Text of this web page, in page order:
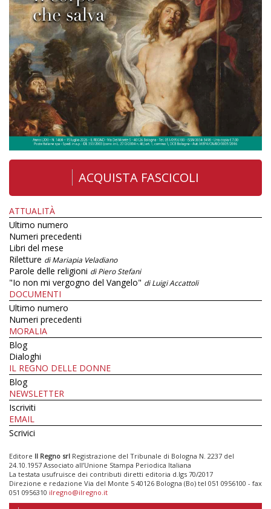
ACQUISTA FASCICOLI
ATTUALITÀ
Ultimo numero
Numeri precedenti
Libri del mese
Riletture di Mariapia Veladiano
Parole delle religioni di Piero Stefani
"Io non mi vergogno del Vangelo" di Luigi Accattoli
DOCUMENTI
Ultimo numero
Numeri precedenti
MORALIA
Blog
Dialoghi
IL REGNO DELLE DONNE
Blog
NEWSLETTER
Iscriviti
EMAIL
Scrivici
Editore Il Regno srl Registrazione del Tribunale di Bologna N. 2237 del
24.10.1957 Associato all’Unione Stampa Periodica Italiana
La testata usufruisce dei contributi diretti editoria d.lgs 70/2017
Direzione e redazione Via del Monte 5 40126 Bologna (Bo) tel 051 0956100 - fax
051 0956310 ilregno@ilregno.it